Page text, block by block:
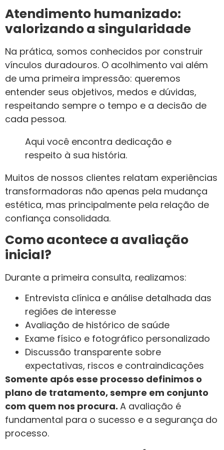
Atendimento humanizado:
valorizando a singularidade
Na prática, somos conhecidos por construir
vínculos duradouros. O acolhimento vai além
de uma primeira impressão: queremos
entender seus objetivos, medos e dúvidas,
respeitando sempre o tempo e a decisão de
cada pessoa.
Aqui você encontra dedicação e
respeito à sua história.
Muitos de nossos clientes relatam experiências
transformadoras não apenas pela mudança
estética, mas principalmente pela relação de
confiança consolidada.
Como acontece a avaliação
inicial?
Durante a primeira consulta, realizamos:
Entrevista clínica e análise detalhada das
regiões de interesse
Avaliação de histórico de saúde
Exame físico e fotográfico personalizado
Discussão transparente sobre
expectativas, riscos e contraindicações
Somente após esse processo definimos o
plano de tratamento, sempre em conjunto
com quem nos procura. A avaliação é
fundamental para o sucesso e a segurança do
processo.